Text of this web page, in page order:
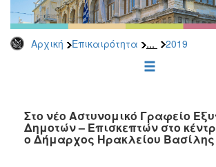
Αρχική Επικαιρότητα ... 2019
Αρχείο
2026
2025
2022
2021
Στο νέο Αστυνομικό Γραφείο
Δημοτών – Επισκεπτών στο
ο Δήμαρχος Ηρακλείου